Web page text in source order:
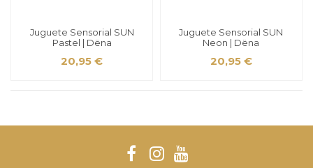
Juguete Sensorial SUN
Pastel | Dëna
20,95 €
Juguete Sensorial SUN
Neon | Dëna
20,95 €